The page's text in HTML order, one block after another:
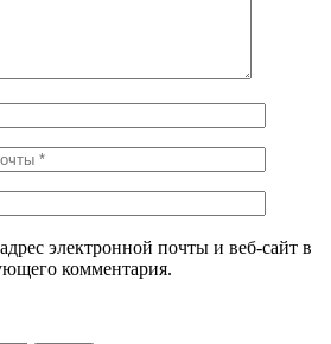
электронной почты и веб-сайт в
комментария.